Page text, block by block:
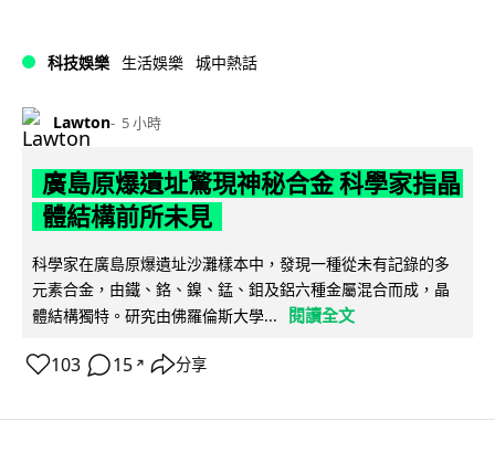
科技娛樂 生活娛樂 城中熱話
Lawton 5 小時
廣島原爆遺址驚現神秘合金 科學家指晶
體結構前所未見
科學家在廣島原爆遺址沙灘樣本中，發現一種從未有記錄的多
元素合金，由鐵、鉻、鎳、錳、鉬及鋁六種金屬混合而成，晶
體結構獨特。研究由佛羅倫斯大學...
閱讀全文
103 15 ↗ 分享